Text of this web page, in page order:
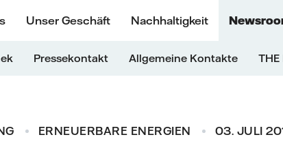
Unser Geschäft Nachhaltigkeit
Pressekontakt Allgemeine Kontakte
ERNEUERBARE ENERGIEN 03. JULI